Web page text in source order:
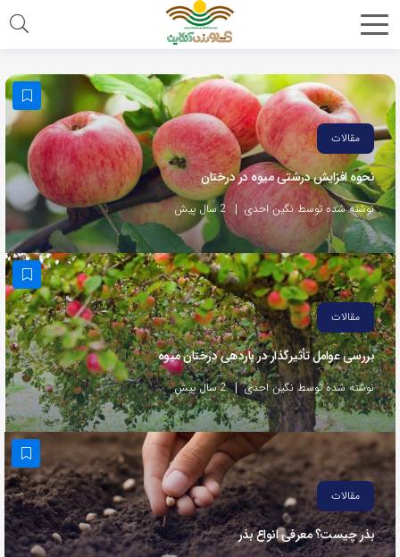
مقالات
نحوه افزایش درشتی میوه در درختان
نوشته شده توسط نگین احدی 2 سال پیش
مقالات
بررسی عوامل تأثیرگذار در باردهی درختان میوه
نوشته شده توسط نگین احدی 2 سال پیش
مقالات
بذر چیست؟ معرفی انواع بذر